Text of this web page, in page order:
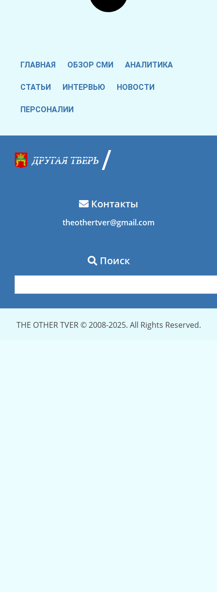
ГЛАВНАЯ ОБЗОР СМИ АНАЛИТИКА
СТАТЬИ ИНТЕРВЬЮ НОВОСТИ
ПЕРСОНАЛИИ
Контакты
theothertver@gmail.com
Поиск
THE OTHER TVER © 2008-2025. All Rights Reserved.